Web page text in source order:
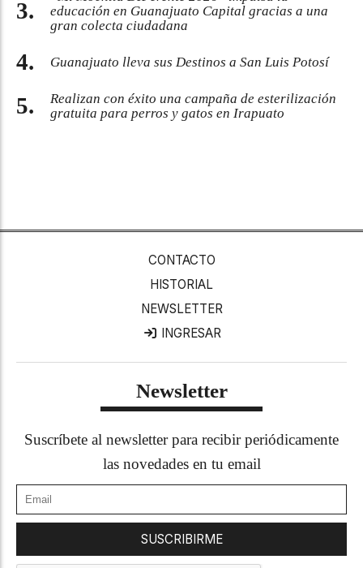
educación en Guanajuato Capital gracias a una
gran colecta ciudadana
Guanajuato lleva sus Destinos a San Luis Potosí
Realizan con éxito una campaña de esterilización
gratuita para perros y gatos en Irapuato
CONTACTO
HISTORIAL
NEWSLETTER
INGRESAR
Newsletter
Suscríbete al newsletter para recibir periódicamente
las novedades en tu email
SUSCRIBIRME